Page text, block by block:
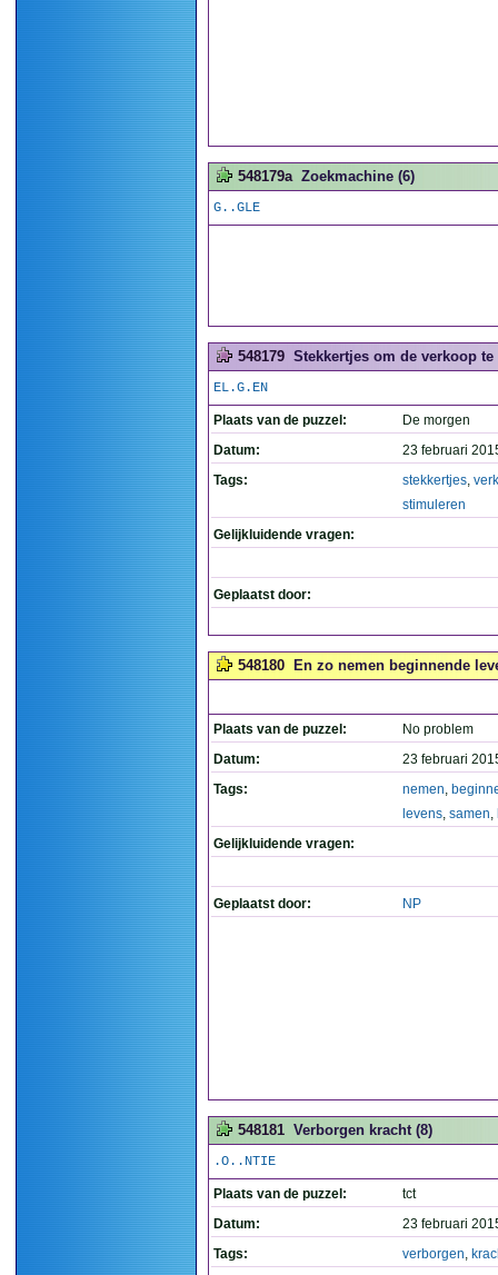
548179a Zoekmachine (6)
G..GLE
548179 Stekkertjes om de verkoop
EL.G.EN
Plaats van de puzzel:
De morgen
Datum:
23 februari
Tags:
stekkertjes,
stimuleren
Gelijkluidende vragen:
Geplaatst door:
548180 En zo nemen beginnende
Plaats van de puzzel:
No problem
Datum:
23 februari
Tags:
nemen,
levens, samen,
Gelijkluidende vragen:
Geplaatst door: NP
548181 Verborgen kracht (8)
.O..NTIE
Plaats van de puzzel:
tct
Datum:
23 februari
Tags:
verborgen,